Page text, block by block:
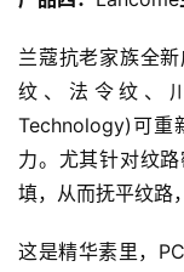
兰蔻抗老家族全
纹、法令纹、
Technology)可重
力。尤其针对纹
填，从而抚平纹路
这是精华素里，